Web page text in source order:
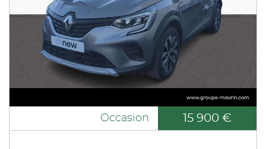
Occasion 15 900 €